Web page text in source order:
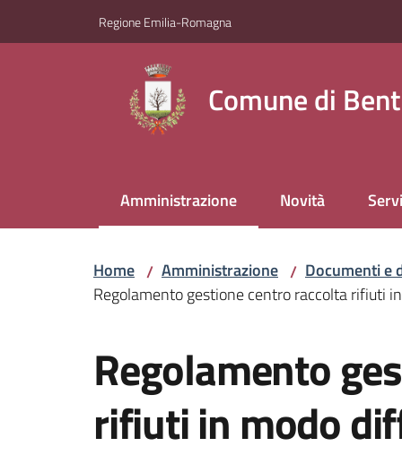
Regione Emilia-Romagna
Comune di
Amministrazione
Menu selezionato Novità
Home / Amministrazione / Documenti e
Regolamento gestione centro raccolta rifiuti
Regolamento
rifiuti in modo